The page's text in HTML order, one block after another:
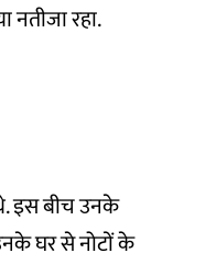
रहा.
इस बीच उनके
घर से नोटों के